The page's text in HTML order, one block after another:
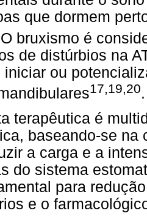
que dormem
bruxismo é
de distúrbios na
iniciar ou
17,19,20.
terapêutica é
baseando-se na
a carga e a
do sistema
para
e o